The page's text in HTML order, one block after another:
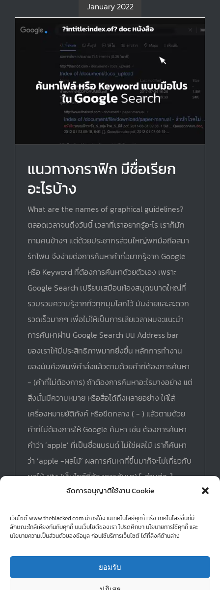
จัดการอนุญาติใช้งาน Cookie
เว็บไซต์ www.theblacked.com มีการใช้งานเทคโนโลยีคุกกี้ หรือ เทคโนโลยีอื่นที่มี
ลักษณะใกล้เคียงกันกับคุกกี้ บนเว็บไซต์ของเรา โปรดศึกษา นโยบายการใช้คุกกี้ และ
นโยบายความเป็นส่วนตัวของข้อมูล ก่อนใช้บริการเว็บไซต์ ได้ที่ลิงค์ด้านล่าง
ยอมรับ
January 2022
แนวทางกราฟิก มีชื่อเรียก
อะไรบ้าง
What are the names of graphical guidelines?
ตลอดเวลาจนถึงวันนี้ เวลาที่เราอยากรู้อะไร เราก็มัก
ถามคนข้างๆ แต่ด้วยประชากรส่วนใหญ่พกมือถือสมา
ร์ทโฟน จึงง่ายต่อการค้นหาคำที่อยากรู้จาก Google
หรือ Keyword ที่ต้องการค้นหาด้วยตัวเอง เพราะ
Google Search เปรียบเสมือนห้องสมุดขนาดใหญ่ที่
รวบรวมความรู้จากทั่วทุกมุมโลกไว้ มันง่ายและสะดวก
รวดเร็วมากๆ เพื่อไม่ให้เป็นการเสียเวลาผมจะแนะนำ
การค้นหาผ่าน Google Search บน Address bar
ของเราให้มีประสิทธิภาพมากยิ่งขึ้น หลักการทำงาน
ของมันคือพิมพ์คำสั่งแล้วตามด้วยคำที่ต้องการค้นหา
- (คำที่ไม่ต้องการ) ถ้าต้องการค้นหาอะไรบางอย่าง แต่
สิ่งนั้นมีความหมาย หรือสื่อได้ถึงหลายอย่าง ให้ใส่
เครื่องหมายยัติภังค์ หรือขีดกลาง ( - ) แล้วตามด้วย
คำที่ไม่ต้องการให้ Google ค้นหา เช่น ต้องการค้นหา
คำว่า ‘apple’ ที่เป็นชื่อแบรนด์ ไม่ใช่ผลไม้ เราก็ค้นหา
ว่า ‘apple -ผลไม้’ ผลการค้นหาที่ขึ้นมาก็จะไม่เกี่ยวกับ
ผลไม้ site:(เว็บไซต์ที่ต้องการค้นหา) [..อ่านต่อ..]
| theblackedboy Theme by